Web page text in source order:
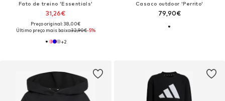
Fato de treino 'Essentials'
31,26€
Preço original: 38,00€
Último preço mais baixo:32,90€-5%
+2
Casaco outdoor 'Perrito'
79,90€